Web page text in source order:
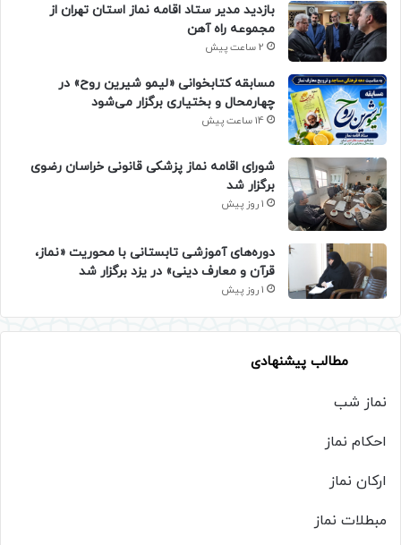
بازدید مدیر ستاد اقامه نماز استان تهران از
مجموعه راه آهن
2 ساعت پیش
مسابقه کتابخوانی «لیمو شیرین روح» در
چهارمحال و بختیاری برگزار می‌شود
14 ساعت پیش
شورای اقامه نماز پزشکی قانونی خراسان رضوی
برگزار شد
1 روز پیش
دوره‌های آموزشی تابستانی با محوریت «نماز،
قرآن و معارف دینی» در یزد برگزار شد
1 روز پیش
مطالب پیشنهادی
نماز شب
احکام نماز
ارکان نماز
مبطلات نماز